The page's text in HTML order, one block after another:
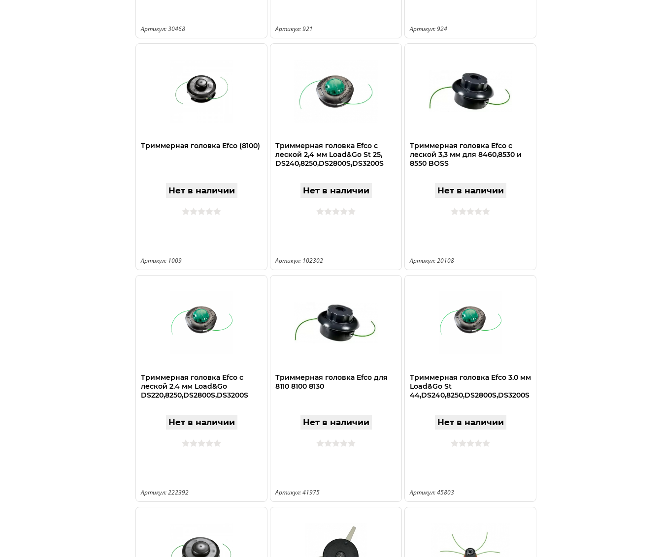
Артикул: 30468 Артикул: 921 Артикул: 924
Триммерная головка Efco (8100)
Нет в наличии
Артикул: 1009
Триммерная головка Efco с
леской 2,4 мм Load&Go St 25,
DS240,8250,DS2800S,DS3200S
Нет в наличии
Артикул: 102302
Триммерная головка Efco с
леской 3,3 мм для 8460,8530 и
8550 BOSS
Нет в наличии
Артикул: 20108
Триммерная головка Efco с
леской 2.4 мм Load&Go
DS220,8250,DS2800S,DS3200S
Нет в наличии
Артикул: 222392
Триммерная головка Efco для
8110 8100 8130
Нет в наличии
Артикул: 41975
Триммерная головка Efco 3.0 мм
Load&Go St
44,DS240,8250,DS2800S,DS3200S
Нет в наличии
Артикул: 45803